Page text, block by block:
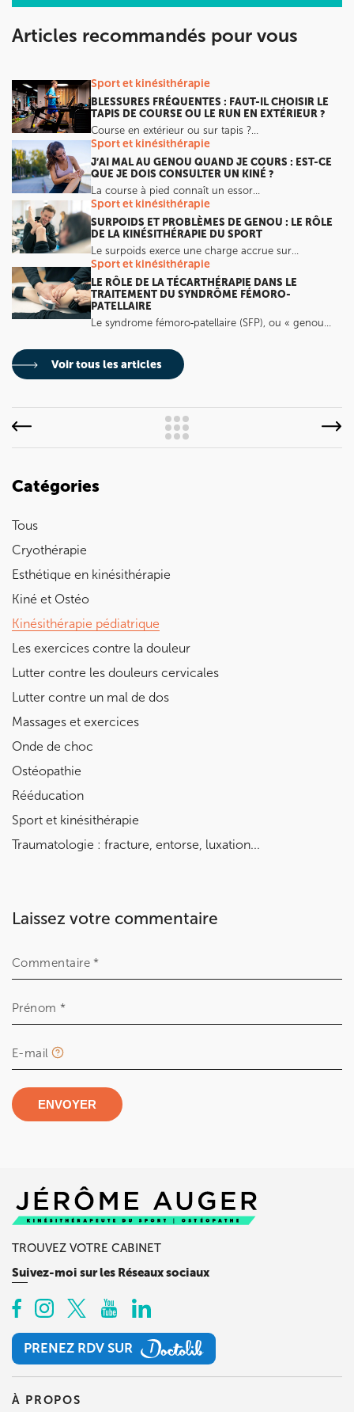
Articles recommandés pour vous
Sport et kinésithérapie
BLESSURES FRÉQUENTES : FAUT-IL CHOISIR LE
TAPIS DE COURSE OU LE RUN EN EXTÉRIEUR ?
Course en extérieur ou sur tapis ?…
Sport et kinésithérapie
J’AI MAL AU GENOU QUAND JE COURS : EST-CE
QUE JE DOIS CONSULTER UN KINÉ ?
La course à pied connaît un essor…
Sport et kinésithérapie
SURPOIDS ET PROBLÈMES DE GENOU : LE RÔLE
DE LA KINÉSITHÉRAPIE DU SPORT
Le surpoids exerce une charge accrue sur…
Sport et kinésithérapie
LE RÔLE DE LA TÉCARTHÉRAPIE DANS LE
TRAITEMENT DU SYNDRÔME FÉMORO-
PATELLAIRE
Le syndrome fémoro‑patellaire (SFP), ou « genou…
Voir tous les articles
Catégories
Tous
Cryothérapie
Esthétique en kinésithérapie
Kiné et Ostéo
Kinésithérapie pédiatrique
Les exercices contre la douleur
Lutter contre les douleurs cervicales
Lutter contre un mal de dos
Massages et exercices
Onde de choc
Ostéopathie
Rééducation
Sport et kinésithérapie
Traumatologie : fracture, entorse, luxation...
Laissez votre commentaire
Commentaire *
Prénom *
E-mail
ENVOYER
TROUVEZ VOTRE CABINET
Suivez-moi sur les Réseaux sociaux
PRENEZ RDV SUR
PRENEZ RDV SUR
À PROPOS